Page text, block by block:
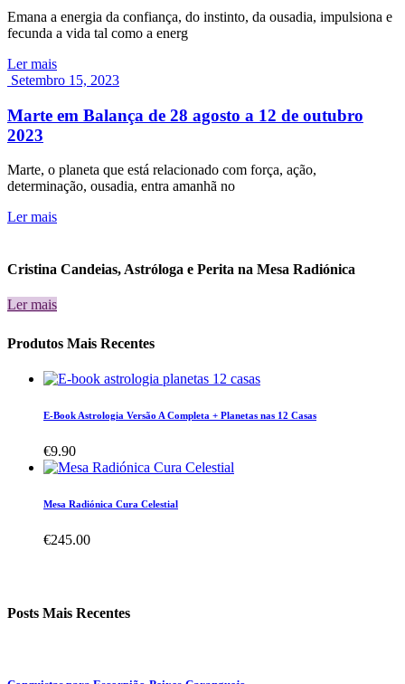
Emana a energia da confiança, do instinto, da ousadia, impulsiona e
fecunda a vida tal como a energ
Ler mais
Setembro 15, 2023
Marte em Balança de 28 agosto a 12 de outubro
2023
Marte, o planeta que está relacionado com força, ação,
determinação, ousadia, entra amanhã no
Ler mais
Cristina Candeias, Astróloga e Perita na Mesa Radiónica
Ler mais
Produtos Mais Recentes
E-Book Astrologia Versão A Completa + Planetas nas 12 Casas
€9.90
Mesa Radiónica Cura Celestial
€245.00
Posts Mais Recentes